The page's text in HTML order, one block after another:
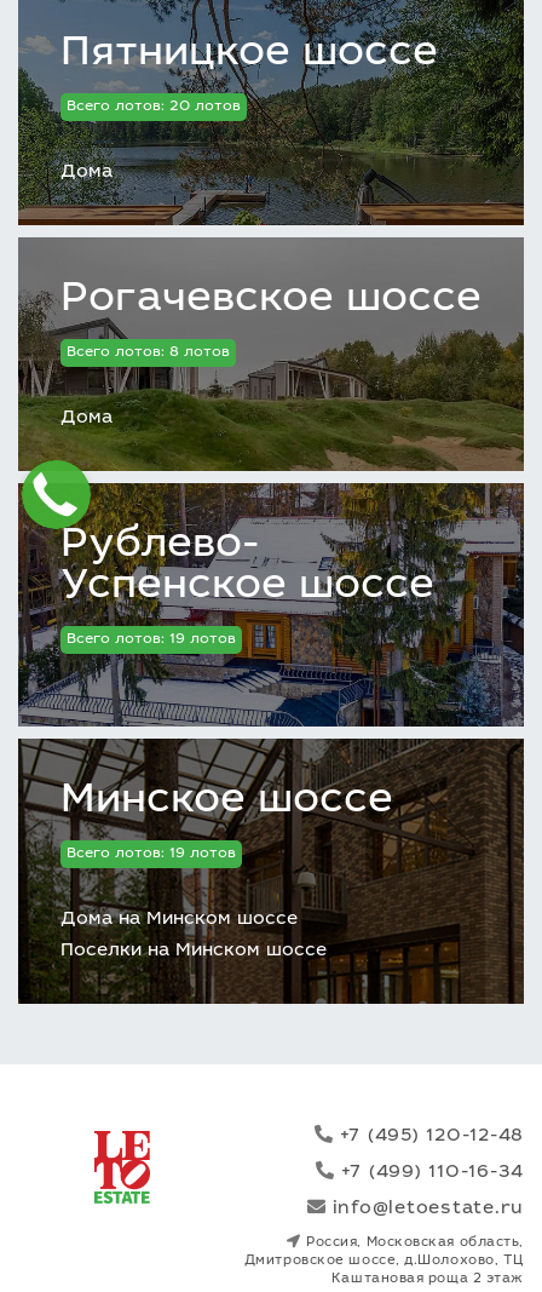
Пятницкое шоссе
Всего лотов: 20 лотов
Дома
Рогачевское шоссе
Всего лотов: 8 лотов
Дома
Рублево-
Успенское шоссе
Всего лотов: 19 лотов
Минское шоссе
Всего лотов: 19 лотов
Дома на Минском шоссе
Поселки на Минском шоссе
+7 (495) 120-12-48
+7 (499) 110-16-34
info@letoestate.ru
Россия, Московская область,
Дмитровское шоссе, д.Шолохово, ТЦ
Каштановая роща 2 этаж